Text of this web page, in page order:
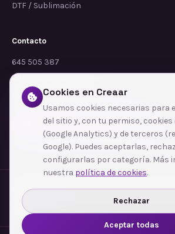
DTF / Sublimación
Contacto
645 505 387
info@dependalium.com
Mataró (Barcelona)
Déjanos tu reseña en Google
Zonas de cobertura·Barcelona·L'Hospitalet de
Sabadell
Santa Coloma de
Ver todas las zonas →
Cookies en Creaar
Usamos cookies necesarias para
del sitio y, con tu permiso, cookies
(Google Analytics) y de terceros
Google). Puedes aceptarlas,
configurarlas por categoría. Más
nuestra política de cookies.
Rechazar
Aceptar todas